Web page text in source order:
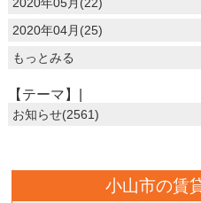
2020年04月(25)
もっとみる
【テーマ】|
お知らせ(2561)
小山市の賃